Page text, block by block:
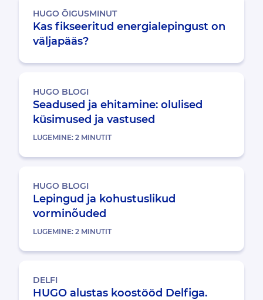
HUGO ÕIGUSMINUT
Kas fikseeritud energialepingust on
väljapääs?
HUGO BLOGI
Seadused ja ehitamine: olulised
küsimused ja vastused
LUGEMINE: 2 MINUTIT
HUGO BLOGI
Lepingud ja kohustuslikud
vorminõuded
LUGEMINE: 2 MINUTIT
DELFI
HUGO alustas koostööd Delfiga.